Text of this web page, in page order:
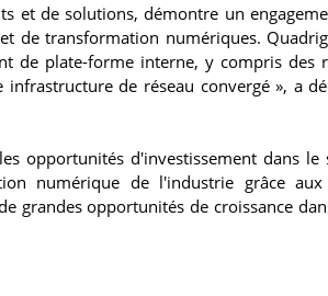
et de solutions, démontre un
de transformation numériques.
de plate-forme interne, y compris des
de réseau convergé », a
opportunités d'investissement dans le
numérique de l'industrie grâce aux
grandes opportunités de croissance